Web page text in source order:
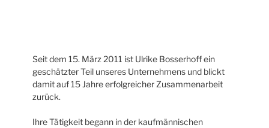
Seit dem 15. März 2011 ist Ulrike Bosserhoff ein
geschätzter Teil unseres Unternehmens und blickt
damit auf 15 Jahre erfolgreicher Zusammenarbeit
zurück.
Ihre Tätigkeit begann in der kaufmännischen